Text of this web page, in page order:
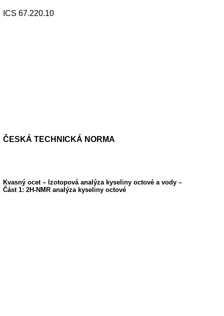
ICS 67.220.10
ČESKÁ TECHNICKÁ NORMA
Kvasný ocet – Izotopová analýza kyseliny octové a vody –
Část 1: 2H-NMR analýza kyseliny octové